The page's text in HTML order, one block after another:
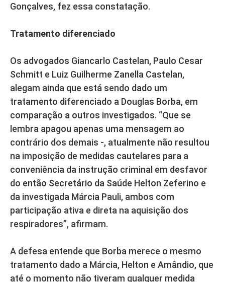
Gonçalves, fez essa constatação.
Tratamento diferenciado
Os advogados Giancarlo Castelan, Paulo Cesar
Schmitt e Luiz Guilherme Zanella Castelan,
alegam ainda que está sendo dado um
tratamento diferenciado a Douglas Borba, em
comparação a outros investigados. “Que se
lembra apagou apenas uma mensagem ao
contrário dos demais -, atualmente não resultou
na imposição de medidas cautelares para a
conveniência da instrução criminal em desfavor
do então Secretário da Saúde Helton Zeferino e
da investigada Márcia Pauli, ambos com
participação ativa e direta na aquisição dos
respiradores”, afirmam.
A defesa entende que Borba merece o mesmo
tratamento dado a Márcia, Helton e Amândio, que
até o momento não tiveram qualquer medida